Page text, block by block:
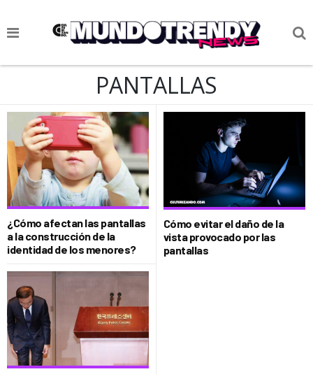
NOTICIAS
CIENCIA Y TECNOLOGÍA
VIDA
SOCIEDAD
CULTURIZANDO.COM
PANTALLAS
¿Cómo afectan las pantallas
a la construcción de la
identidad de los menores?
Cómo evitar el daño de la
vista provocado por las
pantallas